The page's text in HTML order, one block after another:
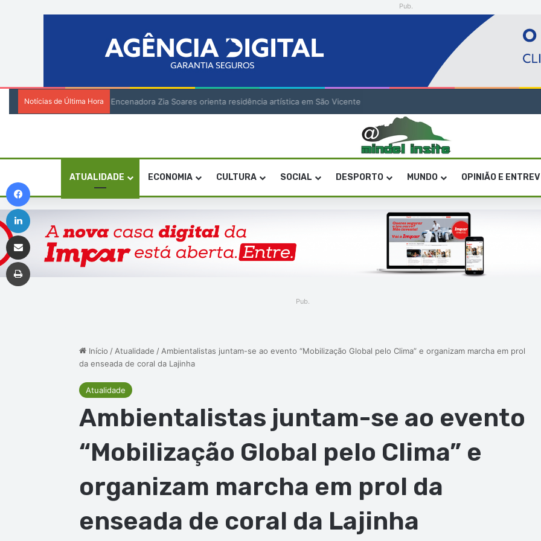
Pub.
Notícias de Última Hora Encenadora Zia Soares orienta residência artística em São Vicente
ATUALIDADE ECONOMIA CULTURA SOCIAL DESPORTO MUNDO OPINIÃO E
Pub.
Início / Atualidade / Ambientalistas juntam-se ao evento “Mobilização Global pelo Clima” e organizam marcha em prol
da enseada de coral da Lajinha
Atualidade
Ambientalistas juntam-se ao evento
“Mobilização Global pelo Clima” e
organizam marcha em prol da
enseada de coral da Lajinha
Linkedin
Imprimir